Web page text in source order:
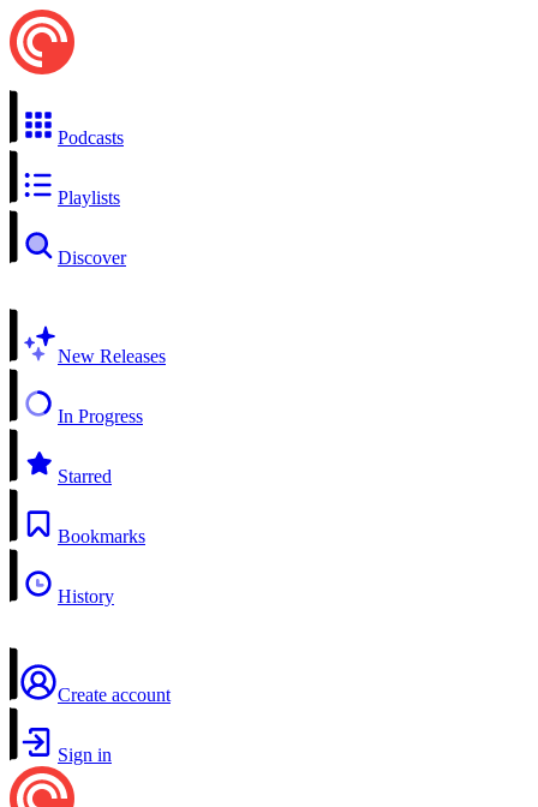
Podcasts
Playlists
Discover
New Releases
In Progress
Starred
Bookmarks
History
Create account
Sign in